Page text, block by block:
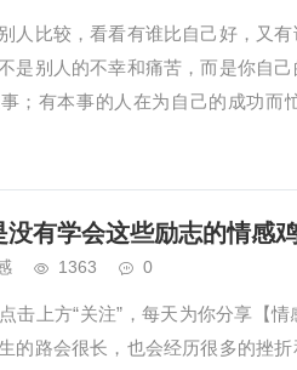
人比较，看看有谁比自己好，又
是别人的不幸和痛苦，而是你自
；有本事的人在为自己的成功而
有学会这些励志的情感
1363 0
击上方“关注”，每天为你分享【
的路会很长，也会经历很多的挫